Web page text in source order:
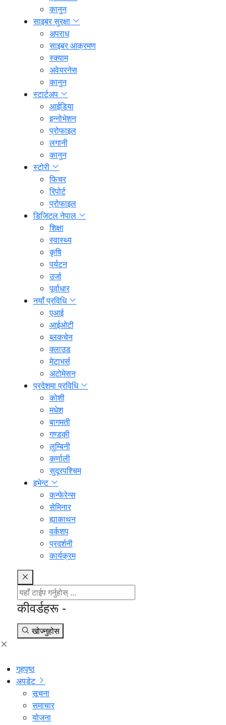
कानुन
साइबर सुरक्षा
अपराध
साइबर आक्रमण
स्क्याम
अवेयरनेस
कानुन
स्टार्टअप
आईडिया
इन्नोभेशन
प्रोफाइल
लगानी
कानुन
स्टोरी
फिचर
रिपोर्ट
प्रोफाइल
डिजिटल नेपाल
शिक्षा
स्वास्थ्य
कृषि
पर्यटन
उर्जा
पूर्वाधार
नयाँ प्रविधि
एआई
आईओटी
ब्लकचेन
क्लाउड
मेटाभर्स
अटोमेसन
प्रदेशमा प्रविधि
कोशी
मधेश
बागमती
गण्डकी
लुम्बिनी
कर्णाली
सुदूरपश्चिम
इभेन्ट
कन्फेरेन्स
सेमिनार
ह्याकाथन
वर्कशप
प्रदर्शनी
कार्यक्रम
कीवर्डहरू -
खोज्नुहोस
गृहपृष्ठ
अपडेट
सूचना
समाचार
योजना